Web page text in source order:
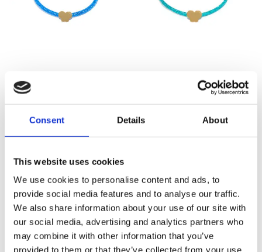
Consent Details About
This website uses cookies
We use cookies to personalise content and ads, to
provide social media features and to analyse our traffic.
We also share information about your use of our site with
our social media, advertising and analytics partners who
may combine it with other information that you’ve
provided to them or that they’ve collected from your use
Lucky Anklet Blauw
25,00
€25,00